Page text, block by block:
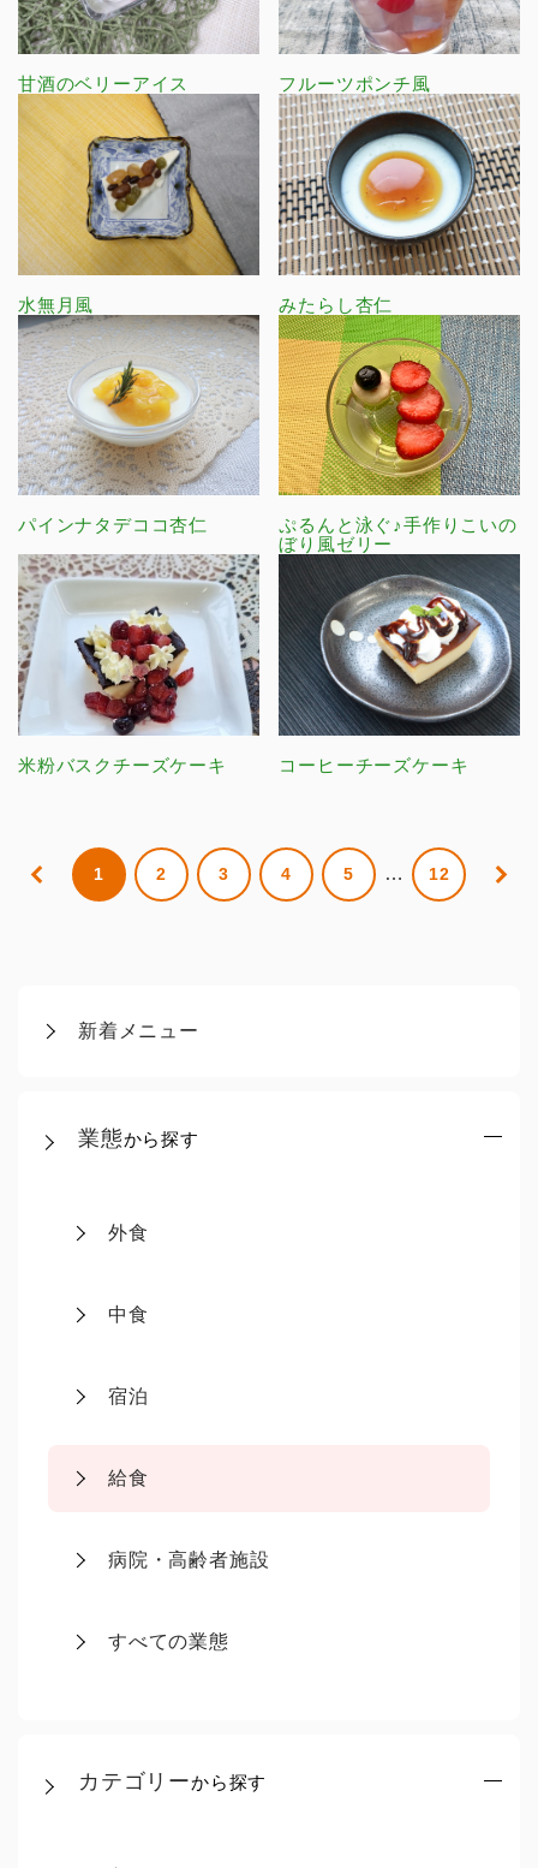
新着メニュー
業態から探す
外食
中食
宿泊
給食
病院・高齢者施設
すべての業態
カテゴリーから探す
甘酒のベリーアイス フルーツポンチ風
水無月風 みたらし杏仁
パインナタデココ杏仁
ぷるんと泳ぐ♪手作りこいの
ぼり風ゼリー
米粉バスクチーズケーキ コーヒーチーズケーキ
1 2 3 4 5 … 12